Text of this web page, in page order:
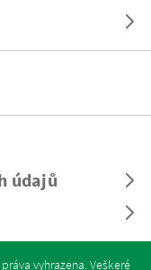
údajů
vyhrazena. Veškeré